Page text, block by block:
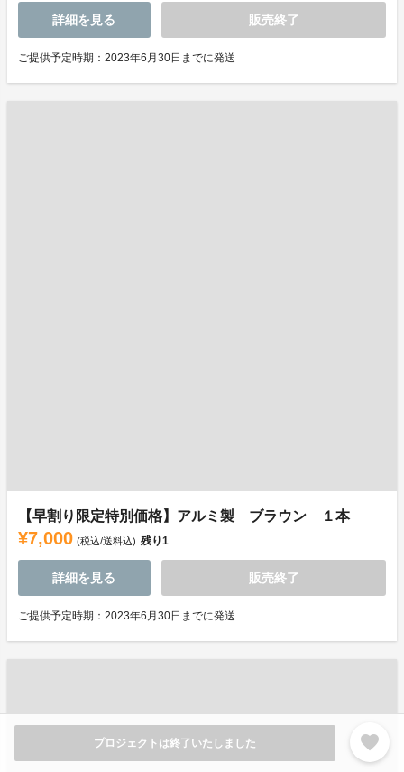
プロジェクトは終了いたしました favorite
詳細を見る 販売終了
ご提供予定時期：2023年6月30日までに発送
【早割り限定特別価格】アルミ製 ブラウン １本
¥7,000 (税込/送料込) 残り1
詳細を見る 販売終了
ご提供予定時期：2023年6月30日までに発送